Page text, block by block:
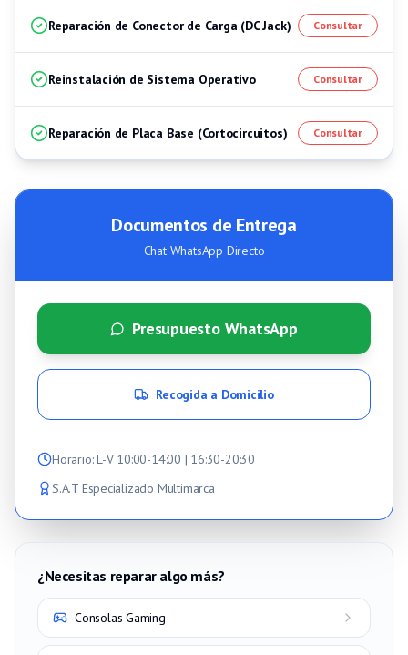
Reparación de Conector de Carga (DC Jack) Consultar
Reinstalación de Sistema Operativo Consultar
Reparación de Placa Base (Cortocircuitos) Consultar
Documentos de Entrega
Chat WhatsApp Directo
Presupuesto WhatsApp
Recogida a Domicilio
Horario: L-V 10:00-14:00 | 16:30-20:30
S.A.T Especializado Multimarca
¿Necesitas reparar algo más?
Consolas Gaming